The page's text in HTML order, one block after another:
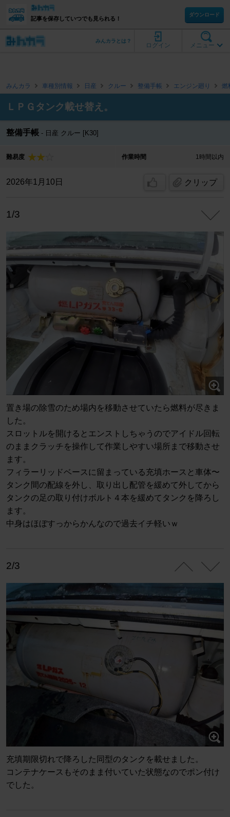
記事を保存していつでも見られる！
ダウンロード
メニュー
ログイン
みんカラとは？
みんカラ 車種別情報 日産 クルー 整備手帳 エンジン廻り 燃
ＬＰＧタンク載せ替え。
整備手帳 日産 クルー [K30]
難易度 作業時間 1時間以内
2026年1月10日 クリップ
1/3
置き場の除雪のため場内を移動させていたら燃料が尽きま
した。
スロットルを開けるとエンストしちゃうのでアイドル回転
のままクラッチを操作して作業しやすい場所まで移動させ
ます。
フィラーリッドベースに留まっている充填ホースと車体〜
タンク間の配線を外し、取り出し配管を緩めて外してから
タンクの足の取り付けボルト４本を緩めてタンクを降ろし
ます。
中身はほぼすっからかんなので過去イチ軽いｗ
2/3
充填期限切れで降ろした同型のタンクを載せました。
コンテナケースもそのまま付いていた状態なのでポン付け
でした。